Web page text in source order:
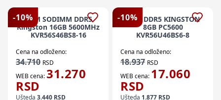
-10%
RAM SODIMM DDR5
Kingston 16GB 5600MHz
KVR56S46BS8-16
Cena na odloženo:
34.710 RSD
WEB cena:31.270
RSD
Ušteda 3.440 RSD
-10%
RAM DDR5 KINGSTON
8GB PC5600
KVR56U46BS6-8
Cena na odloženo:
18.937 RSD
WEB cena: 17.060
RSD
Ušteda 1.877 RSD